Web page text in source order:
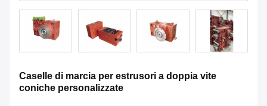
Caselle di marcia per estrusori a doppia vite
coniche personalizzate